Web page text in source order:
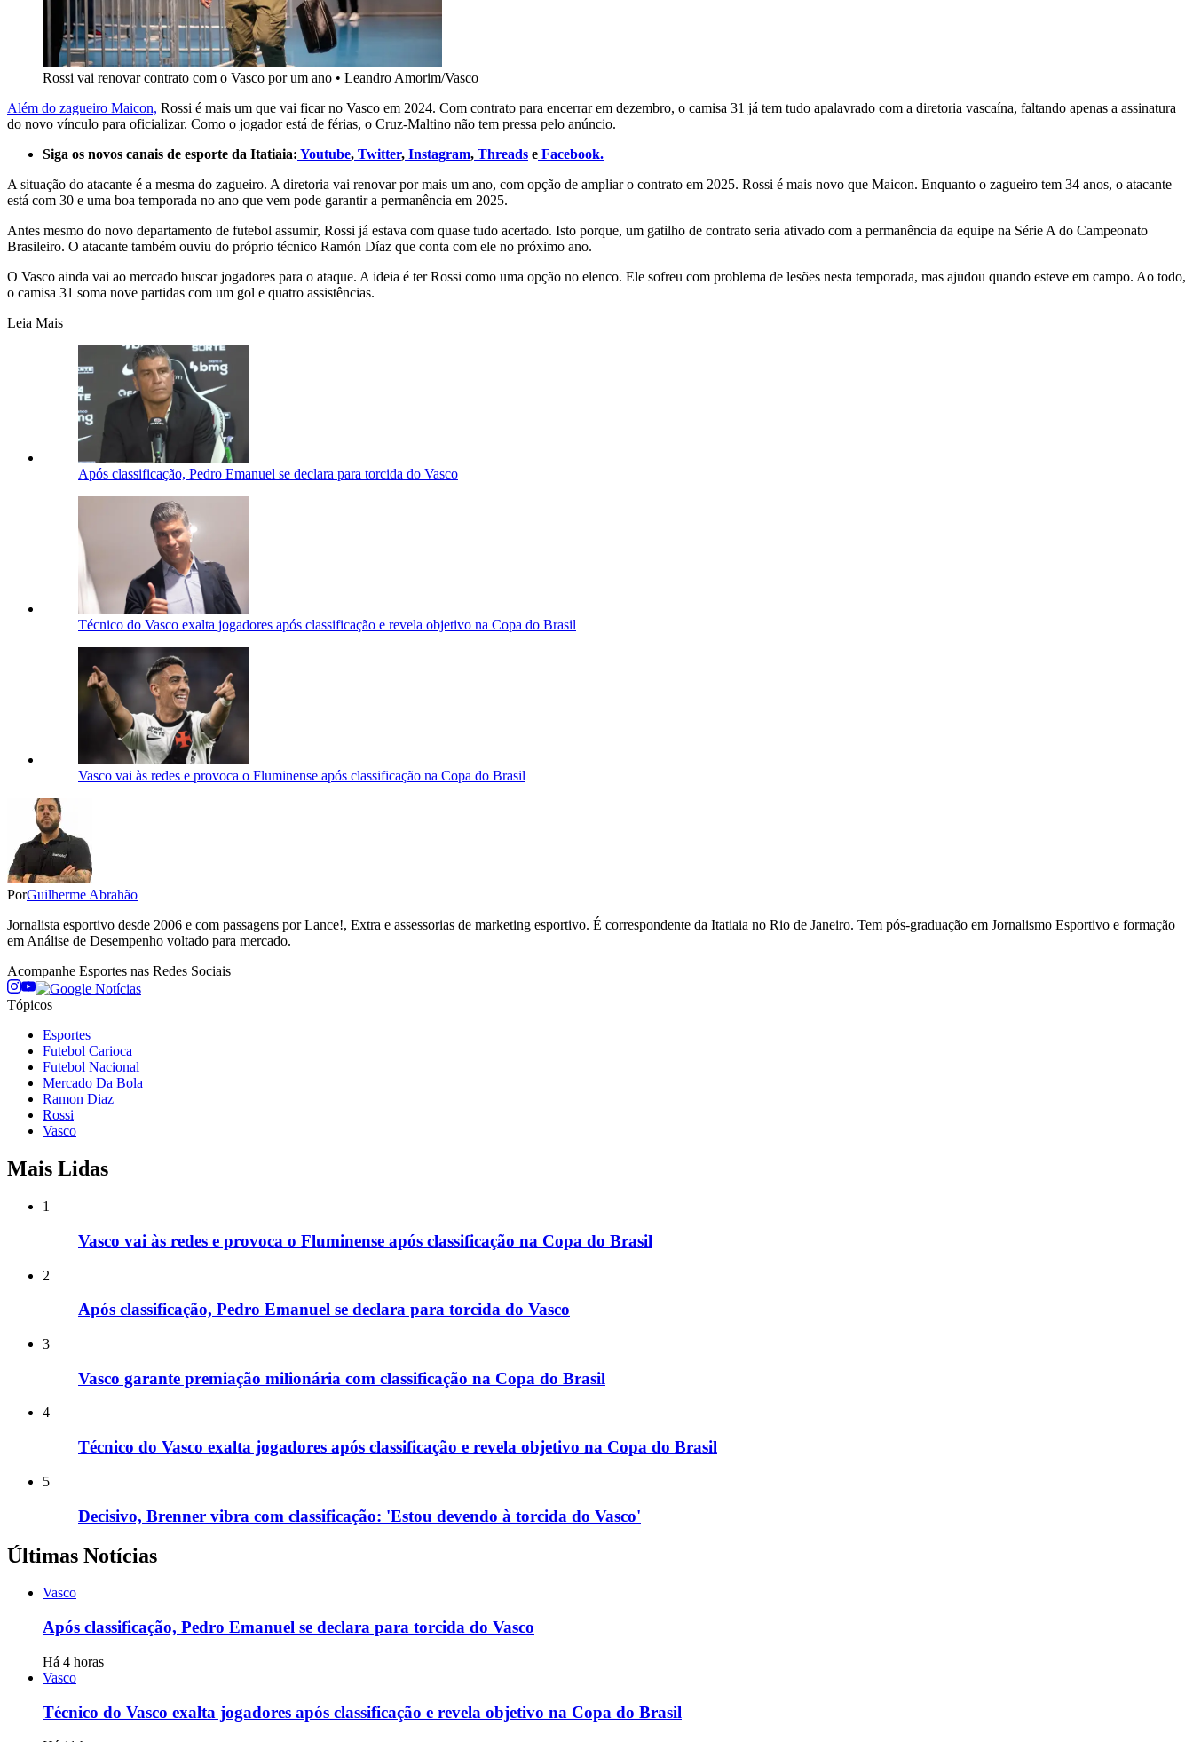
Rossi vai renovar contrato com o Vasco por um ano • Leandro Amorim/Vasco
Além do zagueiro Maicon, Rossi é mais um que vai ficar no Vasco em 2024. Com contrato para encerrar em dezembro, o camisa 31 já tem tudo apalavrado com a diretoria vascaína, faltando apenas a assinatura
do novo vínculo para oficializar. Como o jogador está de férias, o Cruz-Maltino não tem pressa pelo anúncio.
Siga os novos canais de esporte da Itatiaia: Youtube, Twitter, Instagram, Threads e Facebook.
A situação do atacante é a mesma do zagueiro. A diretoria vai renovar por mais um ano, com opção de ampliar o contrato em 2025. Rossi é mais novo que Maicon. Enquanto o zagueiro tem 34 anos, o atacante
está com 30 e uma boa temporada no ano que vem pode garantir a permanência em 2025.
Antes mesmo do novo departamento de futebol assumir, Rossi já estava com quase tudo acertado. Isto porque, um gatilho de contrato seria ativado com a permanência da equipe na Série A do Campeonato
Brasileiro. O atacante também ouviu do próprio técnico Ramón Díaz que conta com ele no próximo ano.
O Vasco ainda vai ao mercado buscar jogadores para o ataque. A ideia é ter Rossi como uma opção no elenco. Ele sofreu com problema de lesões nesta temporada, mas ajudou quando esteve em campo. Ao todo,
o camisa 31 soma nove partidas com um gol e quatro assistências.
Leia Mais
Após classificação, Pedro Emanuel se declara para torcida do Vasco
Técnico do Vasco exalta jogadores após classificação e revela objetivo na Copa do Brasil
Vasco vai às redes e provoca o Fluminense após classificação na Copa do Brasil
PorGuilherme Abrahão
Jornalista esportivo desde 2006 e com passagens por Lance!, Extra e assessorias de marketing esportivo. É correspondente da Itatiaia no Rio de Janeiro. Tem pós-graduação em Jornalismo Esportivo e formação
em Análise de Desempenho voltado para mercado.
Acompanhe Esportes nas Redes Sociais
Tópicos
Esportes
Futebol Carioca
Futebol Nacional
Mercado Da Bola
Ramon Diaz
Rossi
Vasco
Mais Lidas
1
Vasco vai às redes e provoca o Fluminense após classificação na Copa do Brasil
2
Após classificação, Pedro Emanuel se declara para torcida do Vasco
3
Vasco garante premiação milionária com classificação na Copa do Brasil
4
Técnico do Vasco exalta jogadores após classificação e revela objetivo na Copa do Brasil
5
Decisivo, Brenner vibra com classificação: 'Estou devendo à torcida do Vasco'
Últimas Notícias
Vasco
Após classificação, Pedro Emanuel se declara para torcida do Vasco
Há 4 horas
Vasco
Técnico do Vasco exalta jogadores após classificação e revela objetivo na Copa do Brasil